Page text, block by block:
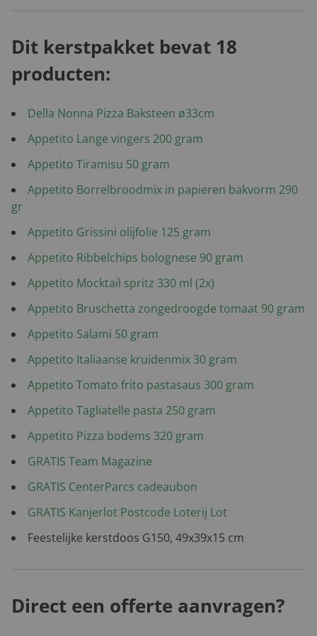
Dit kerstpakket bevat 18
producten:
Della Nonna Pizza Baksteen ø33cm
Appetito Lange vingers 200 gram
Appetito Tiramisu 50 gram
Appetito Borrelbroodmix in papieren bakvorm 290
gr
Appetito Grissini olijfolie 125 gram
Appetito Ribbelchips bolognese 90 gram
Appetito Mocktail spritz 330 ml (2x)
Appetito Bruschetta zongedroogde tomaat 90 gram
Appetito Salami 50 gram
Appetito Italiaanse kruidenmix 30 gram
Appetito Tomato frito pastasaus 300 gram
Appetito Tagliatelle pasta 250 gram
Appetito Pizza bodems 320 gram
GRATIS Team Magazine
GRATIS CenterParcs cadeaubon
GRATIS Kanjerlot Postcode Loterij Lot
Feestelijke kerstdoos G150, 49x39x15 cm
Direct een offerte aanvragen?